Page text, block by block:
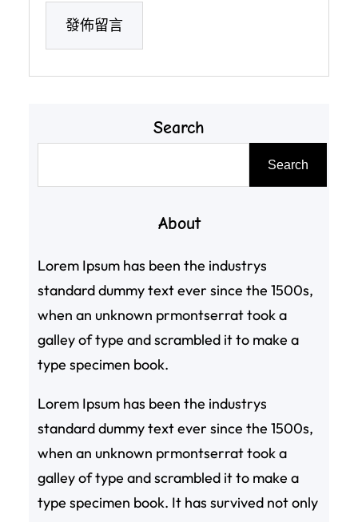
Search
Search
About
Lorem Ipsum has been the industrys
standard dummy text ever since the 1500s,
when an unknown prmontserrat took a
galley of type and scrambled it to make a
type specimen book.
Lorem Ipsum has been the industrys
standard dummy text ever since the 1500s,
when an unknown prmontserrat took a
galley of type and scrambled it to make a
type specimen book. It has survived not only